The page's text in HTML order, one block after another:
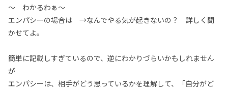
～ わかるわぁ～
エンパシーの場合は →なんでやる気が起きないの？ 詳しく聞
かせてよ。
簡単に記載しすぎているので、逆にわかりづらいかもしれません
が
エンパシーは、相手がどう思っているかを理解して、「自分がど